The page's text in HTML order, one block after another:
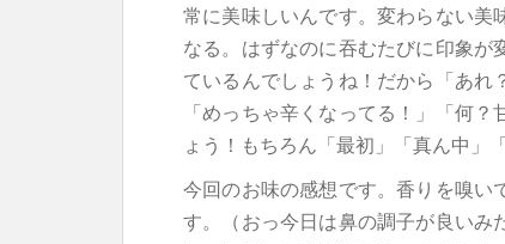
常に美味しいんです。変わらない
なる。 はずなのに吞むたびに印象が
ているんでしょうね！だから「あれ
「めっちゃ辛くなってる！」「何
ょう！もちろん「最初」「真ん中」
今回のお味の感想です。香りを嗅
す。（おっ今日は鼻の調子が良い